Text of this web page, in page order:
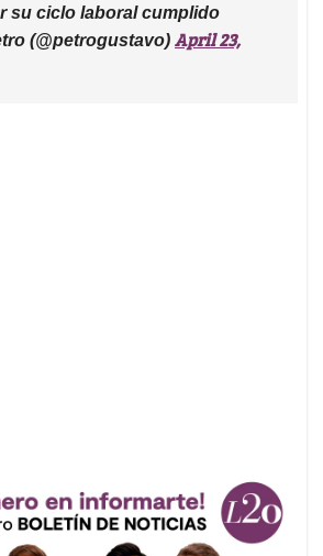
su ciclo laboral cumplido
(@petrogustavo) April 23,